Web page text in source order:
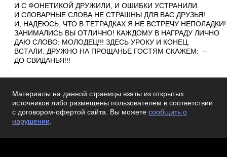
И С ФОНЕТИКОЙ ДРУЖИЛИ, И ОШИБКИ УСТРАНИЛИ.
И СЛОВАРНЫЕ СЛОВА НЕ СТРАШНЫ ДЛЯ ВАС ДРУЗЬЯ!
И, НАДЕЮСЬ, ЧТО В ТЕТРАДКАХ Я НЕ ВСТРЕЧУ НЕПОЛАДКИ!
ЗАНИМАЛИСЬ ВЫ ОТЛИЧНО! КАЖДОМУ В НАГРАДУ ЛИЧНО
ДАЮ СЛОВО: МО­ЛО­ДЕЦ!!! ЗДЕСЬ УРОКУ И КОНЕЦ.
ВСТАЛИ. ДРУЖНО НА ПРОЩАНЬЕ ГОСТЯМ СКАЖЕМ: –
ДО СВИДАНЬЯ!!!
Материалы на данной страницы взяты из открытых
источников либо размещены пользователем в соответствии
с договором-офертой сайта. Вы можете сообщить о
нарушении.